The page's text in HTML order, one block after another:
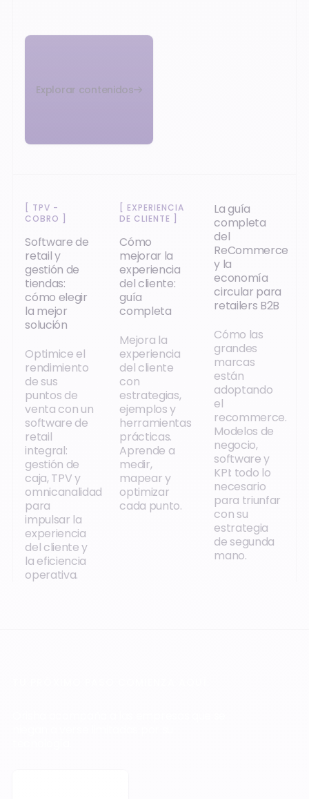
Explorar contenidos
TPV -
COBRO
Software de
retail y
gestión de
tiendas:
cómo elegir
la mejor
solución
Optimice el
rendimiento
de sus
puntos de
venta con un
software de
retail
integral:
gestión de
caja, TPV y
omnicanalidad
para
impulsar la
experiencia
del cliente y
la eficiencia
operativa.
[EXPERIENCIA
DE CLIENTE
Cómo
mejorar la
experiencia
del cliente:
guía
completa
Mejora la
experiencia
del cliente
con
estrategias,
ejemplos y
herramientas
prácticas.
Aprende a
medir,
mapear y
optimizar
cada punto.
La guía
completa
del
ReCommerce
y la
economía
circular para
retailers B2B
Cómo las
grandes
marcas
están
adoptando
el
recommerce.
Modelos de
negocio,
software y
KPI: todo lo
necesario
para triunfar
con su
estrategia
de segunda
mano.